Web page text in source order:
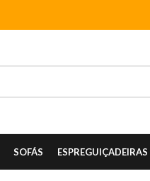
SOFÁS ESPREGUIÇADEIRAS